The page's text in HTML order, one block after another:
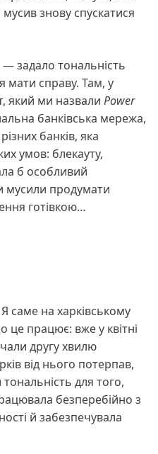
знову спускатися
задало тональність
мати справу. Там, у
який ми назвали Power
банківська мережа,
банків, яка
умов: блекауту,
б особливий
мусили продумати
готівкою…
саме на харківському
це працює: вже у квітні
другу хвилю
від нього потерпав,
для того,
безперебійно з
й забезпечувала